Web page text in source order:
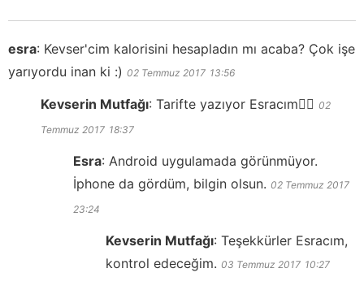
esra: Kevser'cim kalorisini hesapladın mı acaba? Çok işe
yarıyordu inan ki :) 02 Temmuz 2017 13:56
Kevserin Mutfağı: Tarifte yazıyor Esracım👍🏻 02
Temmuz 2017 18:37
Esra: Android uygulamada görünmüyor.
İphone da gördüm, bilgin olsun. 02 Temmuz 2017
23:24
Kevserin Mutfağı: Teşekkürler Esracım,
kontrol edeceğim. 03 Temmuz 2017 10:27